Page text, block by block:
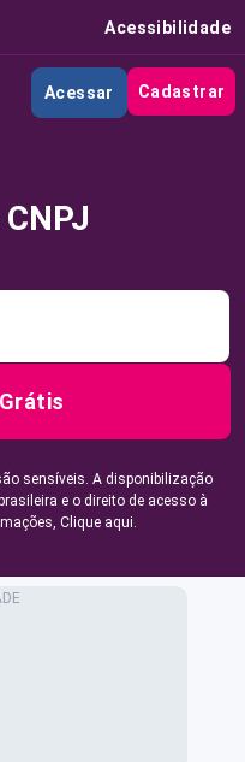
Acessibilidade
Acessar Cadastrar
sensíveis. A disponibilização
e o direito de acesso à
Clique aqui.